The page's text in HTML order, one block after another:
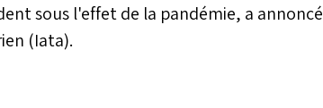
sous l'effet de la pandémie, a annoncé
(Iata).